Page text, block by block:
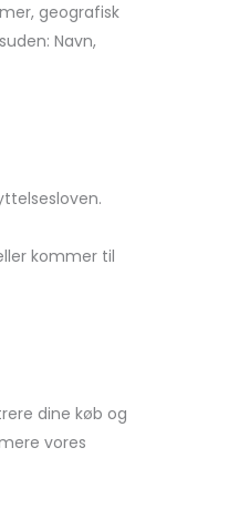
geografisk
Navn,
kommer til
dine køb og
vores